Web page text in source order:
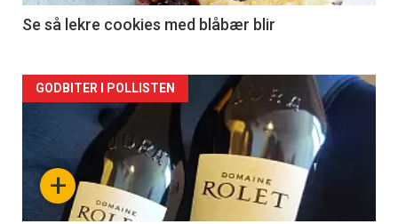
2
Se så lekre cookies med blåbær blir
Forsiden
akkurat
nå+
GODBITER I POLLISTEN